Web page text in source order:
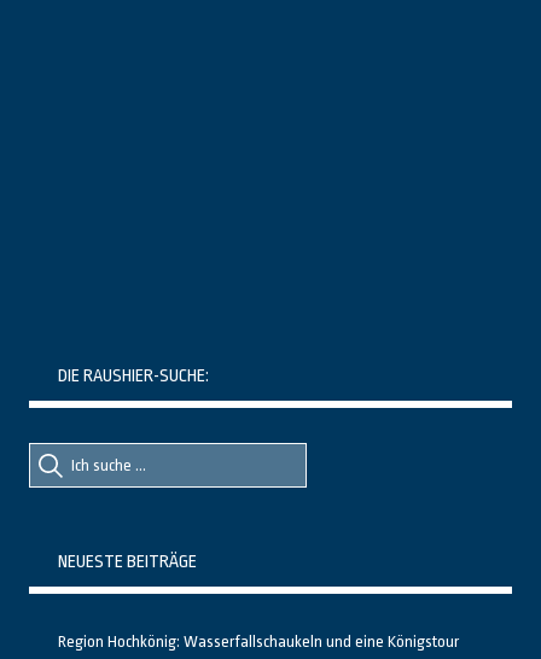
DIE RAUSHIER-SUCHE:
Suche
nach::
Suche
nach:
NEUESTE BEITRÄGE
Region Hochkönig: Wasserfallschaukeln und eine Königstour